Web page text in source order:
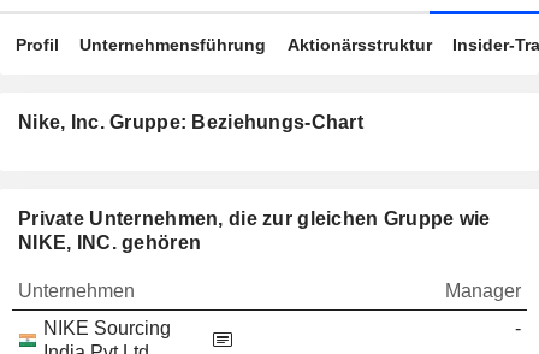
Profil Unternehmensführung Aktionärsstruktur Insider-
Nike, Inc. Gruppe: Beziehungs-Chart
Private Unternehmen, die zur gleichen Gruppe wie
NIKE, INC. gehören
Unternehmen
Manager
NIKE Sourcing
-